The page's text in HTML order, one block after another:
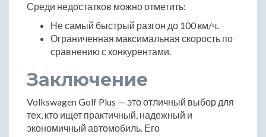
Среди недостатков можно отметить:
Не самый быстрый разгон до 100 км/ч.
Ограниченная максимальная скорость по
сравнению с конкурентами.
Заключение
Volkswagen Golf Plus — это отличный выбор для
тех, кто ищет практичный, надежный и
экономичный автомобиль. Его